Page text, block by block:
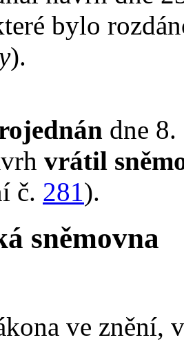
bylo
).
dne
vrátil
č. 281).
sněmovna
ve znění,